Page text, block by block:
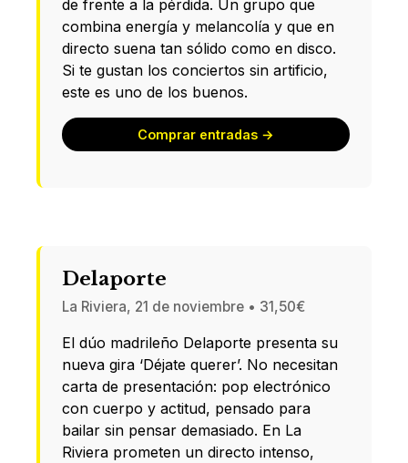
de frente a la pérdida. Un grupo que
combina energía y melancolía y que en
directo suena tan sólido como en disco.
Si te gustan los conciertos sin artificio,
este es uno de los buenos.
Comprar entradas →
Delaporte
La Riviera, 21 de noviembre • 31,50€
El dúo madrileño Delaporte presenta su
nueva gira ‘Déjate querer’. No necesitan
carta de presentación: pop electrónico
con cuerpo y actitud, pensado para
bailar sin pensar demasiado. En La
Riviera prometen un directo intenso,